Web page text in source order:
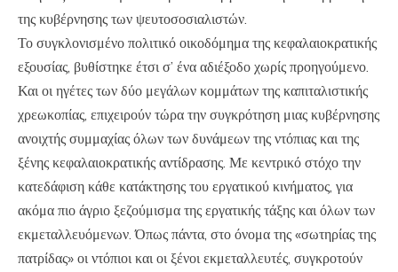
της κυβέρνησης των ψευτοσοσιαλιστών.
Το συγκλονισμένο πολιτικό οικοδόμημα της κεφαλαιοκρατικής
εξουσίας, βυθίστηκε έτσι σ’ ένα αδιέξοδο χωρίς προηγούμενο.
Και οι ηγέτες των δύο μεγάλων κομμάτων της καπιταλιστικής
χρεωκοπίας, επιχειρούν τώρα την συγκρότηση μιας κυβέρνησης
ανοιχτής συμμαχίας όλων των δυνάμεων της ντόπιας και της
ξένης κεφαλαιοκρατικής αντίδρασης. Με κεντρικό στόχο την
κατεδάφιση κάθε κατάκτησης του εργατικού κινήματος, για
ακόμα πιο άγριο ξεζούμισμα της εργατικής τάξης και όλων των
εκμεταλλευόμενων. Όπως πάντα, στο όνομα της «σωτηρίας της
πατρίδας» οι ντόπιοι και οι ξένοι εκμεταλλευτές, συγκροτούν